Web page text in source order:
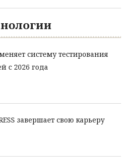
систему тестирования
с 2026 года
завершает свою карьеру